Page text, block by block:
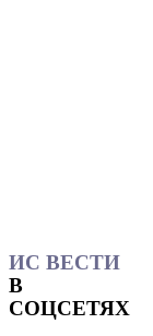
ИС ВЕСТИ
В
СОЦСЕТЯХ